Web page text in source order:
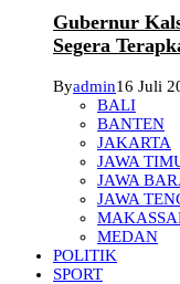
Gubernur
Segera
Byadmin16 Juli
BALI
BANTEN
JAKARTA
JAWA
JAWA
JAWA
MEDAN
POLITIK
SPORT